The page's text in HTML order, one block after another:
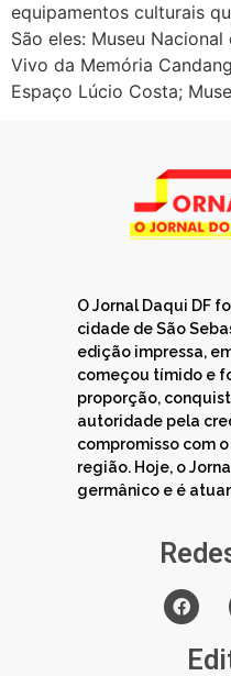
equipamentos culturais
São eles: Museu
Vivo da Memória
Espaço Lúcio Costa;
O Jornal Daqui DF
cidade de São
edição impressa,
começou tímido e
proporção,
autoridade pela
compromisso com
região. Hoje, o
germânico e é